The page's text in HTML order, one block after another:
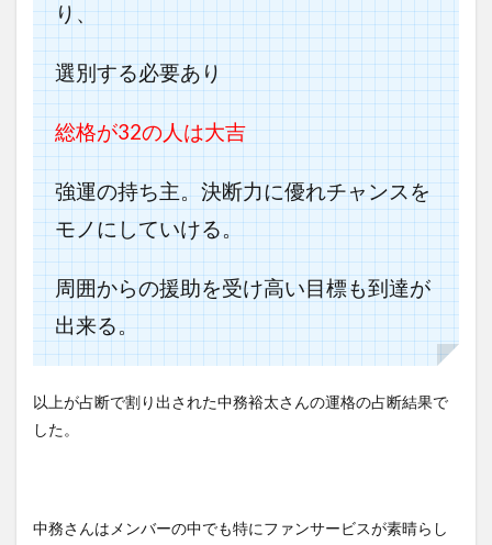
り、
選別する必要あり
総格が32の人は大吉
強運の持ち主。決断力に優れチャンスを
モノにしていける。
周囲からの援助を受け高い目標も到達が
出来る。
以上が占断で割り出された中務裕太さんの運格の占断結果で
した。
中務さんはメンバーの中でも特にファンサービスが素晴らし